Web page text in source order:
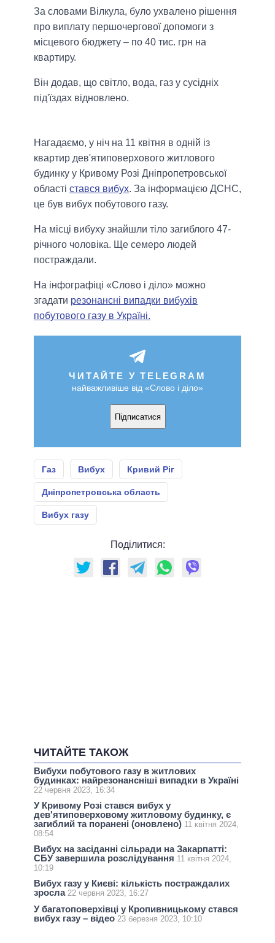
За словами Вілкула, було ухвалено рішення
про виплату першочергової допомоги з
місцевого бюджету – по 40 тис. грн на
квартиру.
Він додав, що світло, вода, газ у сусідніх
під'їздах відновлено.
Нагадаємо, у ніч на 11 квітня в одній із
квартир дев'ятиповерхового житлового
будинку у Кривому Розі Дніпропетровської
області стався вибух. За інформацією ДСНС,
це був вибух побутового газу.
На місці вибуху знайшли тіло загиблого 47-
річного чоловіка. Ще семеро людей
постраждали.
На інфографіці «Слово і діло» можно
згадати резонансні випадки вибухів
побутового газу в Україні.
ЧИТАЙТЕ У TELEGRAM
найважливіше від «Слово і діло»
Підписатися
Газ Вибух Кривий Ріг
Дніпропетровська область
Вибух газу
Поділитися:
ЧИТАЙТЕ ТАКОЖ
Вибухи побутового газу в житлових
будинках: найрезонансніші випадки в Україні
22 червня 2023, 16:34
У Кривому Розі стався вибух у
дев'ятиповерховому житловому будинку, є
загиблий та поранені (оновлено) 11 квітня 2024,
08:54
Вибух на засіданні сільради на Закарпатті:
СБУ завершила розслідування 11 квітня 2024,
10:19
Вибух газу у Києві: кількість постраждалих
зросла 22 червня 2023, 16:27
У багатоповерхівці у Кропивницькому стався
вибух газу – відео 23 березня 2023, 10:10